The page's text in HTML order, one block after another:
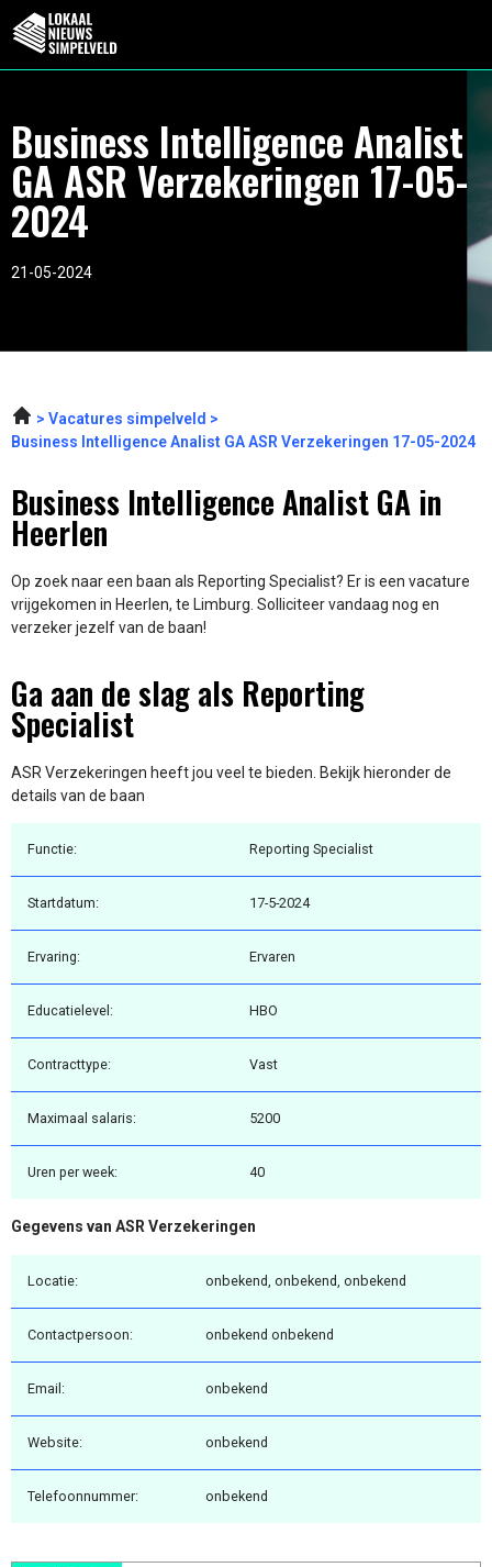
Business Intelligence Analist
GA ASR Verzekeringen 17-05-
2024
21-05-2024
Vacatures simpelveld
Business Intelligence Analist GA ASR Verzekeringen 17-05-2024
Business Intelligence Analist GA in
Heerlen
Op zoek naar een baan als Reporting Specialist? Er is een vacature
vrijgekomen in Heerlen, te Limburg. Solliciteer vandaag nog en
verzeker jezelf van de baan!
Ga aan de slag als Reporting
Specialist
ASR Verzekeringen heeft jou veel te bieden. Bekijk hieronder de
details van de baan
Functie: Reporting Specialist
Startdatum: 17-5-2024
Ervaring: Ervaren
Educatielevel: HBO
Contracttype: Vast
Maximaal salaris: 5200
Uren per week: 40
Gegevens van ASR Verzekeringen
Locatie: onbekend, onbekend, onbekend
Contactpersoon: onbekend onbekend
Email: onbekend
Website: onbekend
Telefoonnummer: onbekend